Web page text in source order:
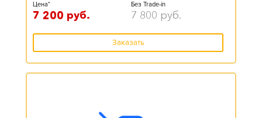
Цена*
7 200 руб.
Без Trade-in
7 800 руб.
Заказать